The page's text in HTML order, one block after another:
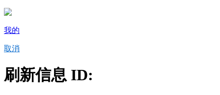
我的
取消
刷新信息 ID: